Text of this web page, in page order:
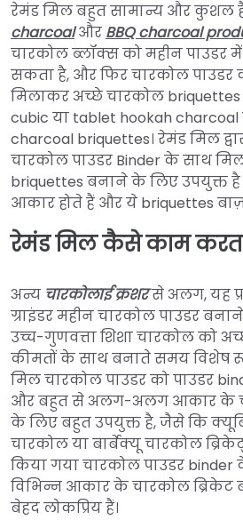
रेमंड मिल बहुत सामान्य और कुशल
charcoalऔर BBQ charcoal
चारकोल ब्लॉक्स को महीन पाउडर
सकता है, और फिर चारकोल पाउडर
मिलाकर अच्छे चारकोल
cubic या tablet hookah charcoal
charcoal briquettes। रेमंड मिल
चारकोल पाउडर Binder के साथ
briquettes बनाने के लिए उपयुक्त
आकार होते हैं और ये briquettes
रेमंड मिल कैसे काम
अन्य चारकोलाई क्रशरसे अलग, यह
ग्राइंडर महीन चारकोल पाउडर
उच्च-गुणवत्ता शिशा चारकोल को
कीमतों के साथ बनाते समय विशेष
मिल चारकोल पाउडर को पाउडर
और बहुत से अलग-अलग आकार के
के लिए बहुत उपयुक्त है, जैसे कि
चारकोल या बार्बेक्यू चारकोल
किया गया चारकोल पाउडर
विभिन्न आकार के चारकोल ब्रिकेट
बेहद लोकप्रिय हैं।